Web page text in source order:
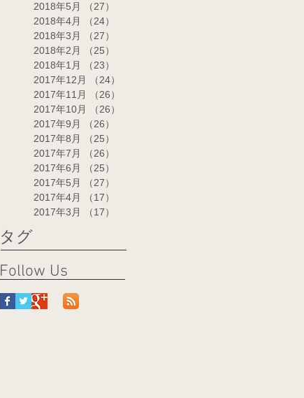
2018年5月
（27）
2018年4月
（24）
2018年3月
（27）
2018年2月
（25）
2018年1月
（23）
2017年12月
（24）
2017年11月
（26）
2017年10月
（26）
2017年9月
（26）
2017年8月
（25）
2017年7月
（26）
2017年6月
（25）
2017年5月
（27）
2017年4月
（17）
2017年3月
（17）
タグ
Follow Us